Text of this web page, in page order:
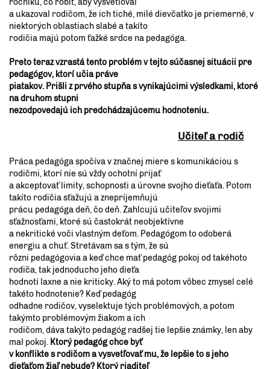
a ukazoval rodičom, že ich tiché, milé dievčatko je priemerné, v
niektorých oblastiach slabé a takíto
rodičia majú potom ťažké srdce na pedagóga.
Preto teraz vzrastá tento problém v tejto súčasnej situácii pre
pedagógov, ktorí učia práve
piatakov. Prišli z prvého stupňa s vynikajúcimi výsledkami, ktoré
na druhom stupni
nezodpovedajú ich predchádzajúcemu hodnoteniu.
Učiteľ a rodič
Práca pedagóga spočíva v značnej miere s komunikáciou s
rodičmi, ktorí nie sú vždy ochotní prijať
a akceptovať limity, schopnosti a úrovne svojho dieťaťa. Potom
takíto rodičia sťažujú a znepríjemňujú
prácu pedagóga deň, čo deň. Zahlcujú učiteľov svojimi
sťažnosťami, ktoré sú častokrát neobjektívne
a nekritické voči vlastným deťom. Pedagógom to odoberá
energiu a chuť. Stretávam sa s tým, že sú
rôzni pedagógovia a keď chce mať pedagóg pokoj od takéhoto
rodiča, tak jednoducho jeho dieťa
hodnotí laxne a nie kriticky. Aký to má potom vôbec zmysel celé
takéto hodnotenie? Keď pedagóg
odhadne rodičov, vyselektuje tých problémových, a potom
takýmto problémovým žiakom a ich
rodičom, dáva takýto pedagóg radšej tie lepšie známky, len aby
mal pokoj. Ktorý pedagóg chce byť
v konflikte s rodičom a vysvetľovať mu, že lepšie to s jeho
dieťaťom žiaľ nebude? Ktorý riaditeľ